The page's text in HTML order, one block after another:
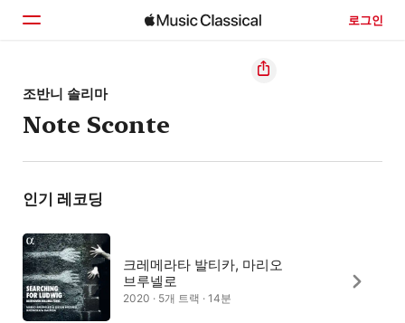
로그인
홈
둘러보기
검색
조반니 솔리마
Note Sconte
인기 레코딩
크레메라타 발티카, 마리오
브루넬로
2020 · 5개 트랙 · 14분